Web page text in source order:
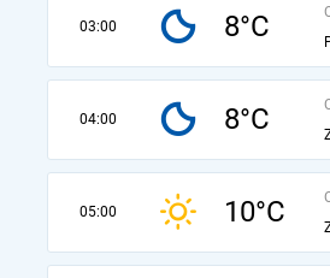
03:00 8°C
04:00 8°C
05:00 10°C